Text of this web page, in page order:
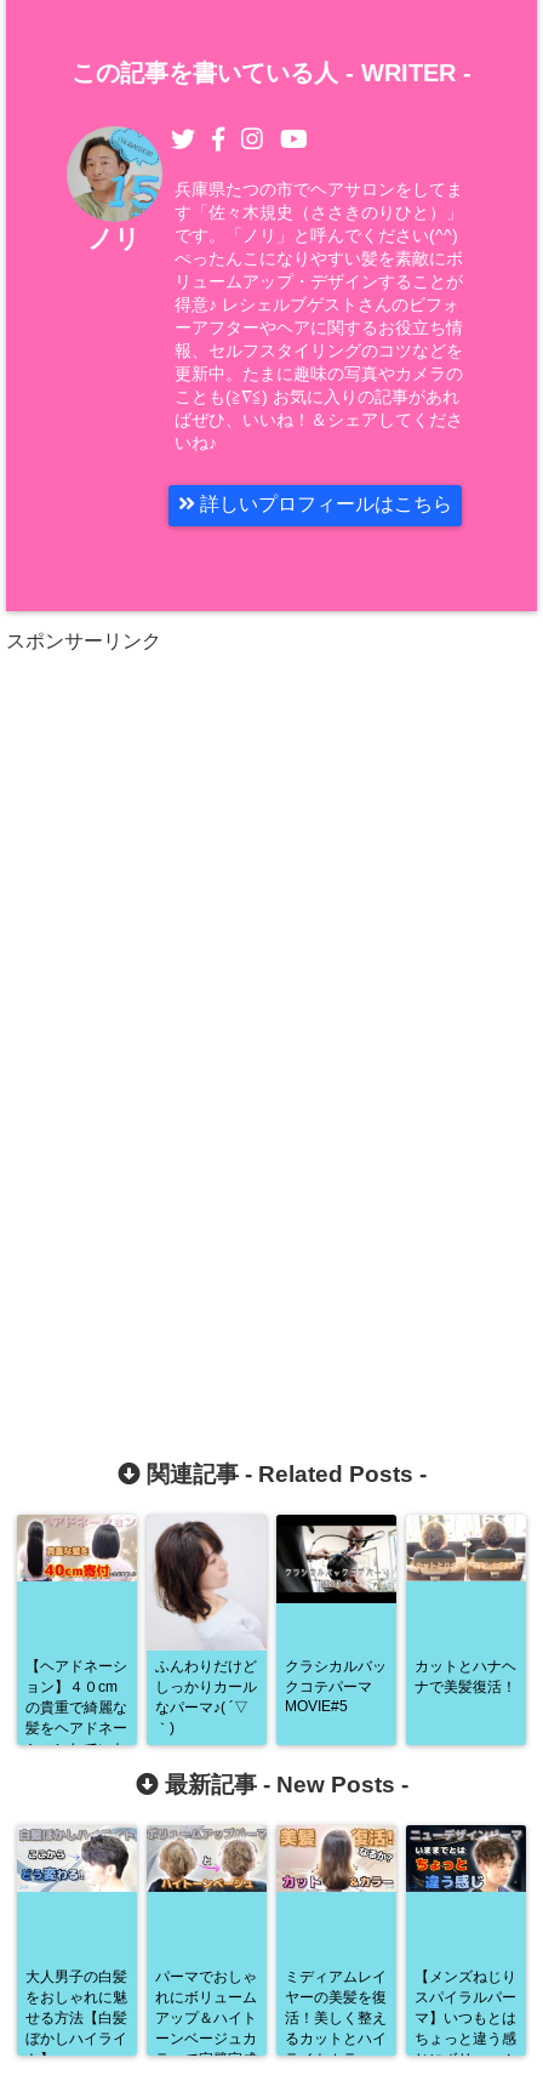
この記事を書いている人 - WRITER -
ノリ
兵庫県たつの市でヘアサロンをしてま
す「佐々木規史（ささきのりひと）」
です。「ノリ」と呼んでください(^^)
ぺったんこになりやすい髪を素敵にボ
リュームアップ・デザインすることが
得意♪ レシェルブゲストさんのビフォ
ーアフターやヘアに関するお役立ち情
報、セルフスタイリングのコツなどを
更新中。たまに趣味の写真やカメラの
ことも(≧∇≦) お気に入りの記事があれ
ばぜひ、いいね！＆シェアしてくださ
いね♪
詳しいプロフィールはこちら
スポンサーリンク
関連記事 - Related Posts -
【ヘアドネーシ
ョン】４０cm
の貴重で綺麗な
髪をヘアドネー
ションしていた
ふんわりだけど
しっかりカール
なパーマ♪( ´▽
｀)
クラシカルバッ
クコテパーマ
MOVIE#5
カットとハナヘ
ナで美髪復活！
最新記事 - New Posts -
大人男子の白髪
をおしゃれに魅
せる方法【白髪
ぼかしハイライ
ト】
パーマでおしゃ
れにボリューム
アップ＆ハイト
ーンベージュカ
ラーで完璧完成
ミディアムレイ
ヤーの美髪を復
活！美しく整え
るカットとハイ
ライトカラー
【メンズねじり
スパイラルパー
マ】いつもとは
ちょっと違う感
じにボリューム